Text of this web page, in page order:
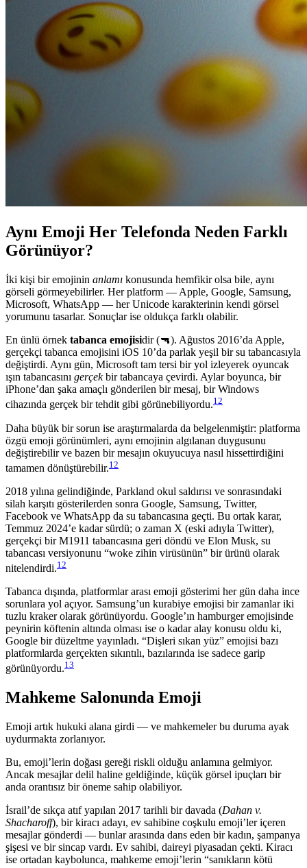
Aynı Emoji Her Telefonda Neden Farklı
Görünüyor?
İki kişi bir emojinin anlamı konusunda hemfikir olsa bile, aynı
görseli görmeyebilirler. Her platform — Apple, Google, Samsung,
Microsoft, WhatsApp — her Unicode karakterinin kendi görsel
yorumunu tasarlar. Sonuçlar ise oldukça farklı olabilir.
En ünlü örnek tabanca emojisidir (🔫). Ağustos 2016’da Apple,
gerçekçi tabanca emojisini iOS 10’da parlak yeşil bir su tabancasıyla
değiştirdi. Aynı gün, Microsoft tam tersi bir yol izleyerek oyuncak
ışın tabancasını gerçekbir tabancaya çevirdi. Aylar boyunca, bir
iPhone’dan şaka amaçlı gönderilen bir mesaj, bir Windows
cihazında gerçek bir tehdit gibi görünebiliyordu.12
Daha büyük bir sorun ise araştırmalarda da belgelenmiştir: platforma
özgü emoji görünümleri, aynı emojinin algılanan duygusunu
değiştirebilir ve bazen bir mesajın okuyucuya nasıl hissettirdiğini
tamamen dönüştürebilir.12
2018 yılına gelindiğinde, Parkland okul saldırısı ve sonrasındaki
silah karşıtı gösterilerden sonra Google, Samsung, Twitter,
Facebook ve WhatsApp da su tabancasına geçti. Bu ortak karar,
Temmuz 2024’e kadar sürdü; o zaman X (eski adıyla Twitter),
gerçekçi bir M1911 tabancasına geri döndü ve Elon Musk, su
tabancası versiyonunu “woke zihin virüsünün” bir ürünü olarak
nitelendirdi.12
Tabanca dışında, platformlar arası emoji gösterimi her gün daha ince
sorunlara yol açıyor. Samsung’un kurabiye emojisi bir zamanlar iki
tuzlu kraker olarak görünüyordu. Google’ın hamburger emojisinde
peynirin köftenin altında olması ise o kadar alay konusu oldu ki,
Google bir düzeltme yayınladı. “Dişleri sıkan yüz” emojisi bazı
platformlarda gerçekten sıkıntılı, bazılarında ise sadece garip
görünüyordu.13
Mahkeme Salonunda Emoji
Emoji artık hukuki alana girdi — ve mahkemeler bu duruma ayak
uydurmakta zorlanıyor.
Bu, emoji’lerin doğası gereği riskli olduğu anlamına gelmiyor.
Ancak mesajlar delil haline geldiğinde, küçük görsel ipuçları bir
anda orantısız bir öneme sahip olabiliyor.
İsrail’de sıkça atıf yapılan 2017 tarihli bir davada (Dahan v.
Shacharoff), bir kiracı adayı, ev sahibine coşkulu emoji’ler içeren
mesajlar gönderdi — bunlar arasında dans eden bir kadın, şampanya
şişesi ve bir sincap vardı. Ev sahibi, daireyi piyasadan çekti. Kiracı
ise ortadan kaybolunca, mahkeme emoji’lerin “sanıkların kötü